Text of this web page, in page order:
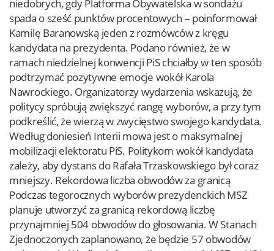
niedobrych, gdy Platforma Obywatelska w sondażu
spada o sześć punktów procentowych – poinformował
Kamilę Baranowską jeden z rozmówców z kręgu
kandydata na prezydenta. Podano również, że w
ramach niedzielnej konwencji PiS chciałby w ten sposób
podtrzymać pozytywne emocje wokół Karola
Nawrockiego. Organizatorzy wydarzenia wskazują, że
politycy spróbują zwiększyć rangę wyborów, a przy tym
podkreślić, że wierzą w zwycięstwo swojego kandydata.
Według doniesień Interii mowa jest o maksymalnej
mobilizacji elektoratu PiS. Politykom wokół kandydata
zależy, aby dystans do Rafała Trzaskowskiego był coraz
mniejszy. Rekordowa liczba obwodów za granicą
Podczas tegorocznych wyborów prezydenckich MSZ
planuje utworzyć za granicą rekordową liczbę
przynajmniej 504 obwodów do głosowania. W Stanach
Zjednoczonych zaplanowano, że będzie 57 obwodów